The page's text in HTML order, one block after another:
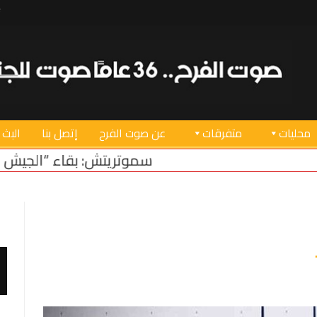
محليات متفرقات عن صوت الفرح إتصل بنا
سموتريتش: بقاء “الجيش الإسرائيلي” في